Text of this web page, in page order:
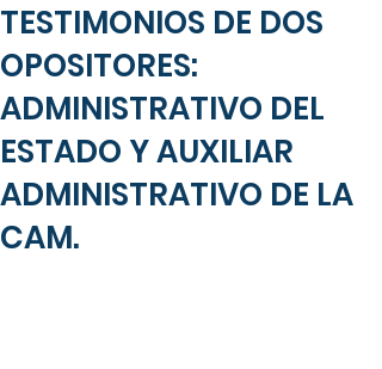
TESTIMONIOS DE DOS
OPOSITORES:
ADMINISTRATIVO DEL
ESTADO Y AUXILIAR
ADMINISTRATIVO DE LA
CAM.